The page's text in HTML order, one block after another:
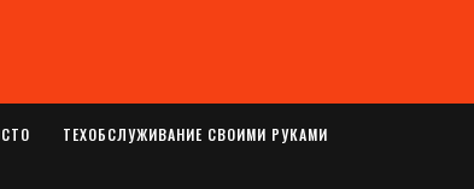
ТЕХОБСЛУЖИВАНИЕ СВОИМИ РУКАМИ